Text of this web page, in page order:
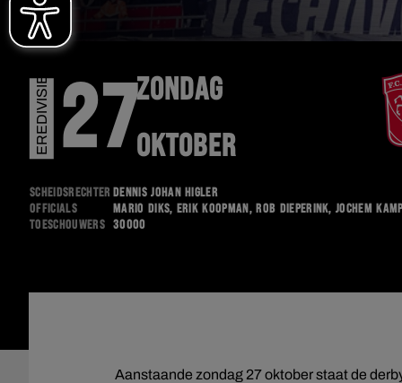
EREDIVISIE 27ZONDAG
OKTOBER
Scheidsrechter Dennis Johan Higler
Officials
Mario Diks, Erik Koopman, Rob Dieperink, Jochem
Toeschouwers
30000
Aanstaande zondag 27 oktober staat de